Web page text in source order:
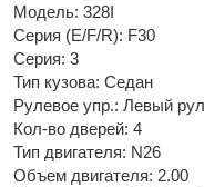
Модель: 328I
Серия (Е/F/R): F30
Серия: 3
Тип кузова: Седан
Рулевое упр.: Левый
Кол-во дверей: 4
Тип двигателя: N26
Объем двигателя: 2.00